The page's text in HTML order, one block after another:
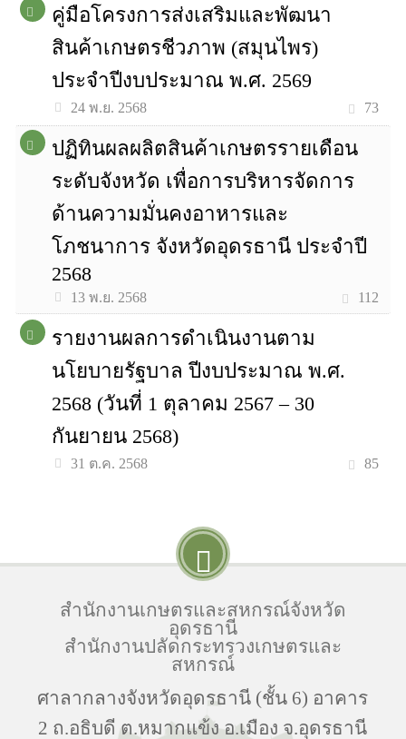
คู่มือโครงการส่งเสริมและพัฒนา
สินค้าเกษตรชีวภาพ (สมุนไพร)
ประจำปีงบประมาณ พ.ศ. 2569
24 พ.ย. 2568 73
ปฏิทินผลผลิตสินค้าเกษตรรายเดือน
ระดับจังหวัด เพื่อการบริหารจัดการ
ด้านความมั่นคงอาหารและ
โภชนาการ จังหวัดอุดรธานี ประจำปี
2568
13 พ.ย. 2568 112
รายงานผลการดำเนินงานตาม
นโยบายรัฐบาล ปีงบประมาณ พ.ศ.
2568 (วันที่ 1 ตุลาคม 2567 – 30
กันยายน 2568)
31 ต.ค. 2568 85
สำนักงานเกษตรและสหกรณ์จังหวัด
อุดรธานี
สำนักงานปลัดกระทรวงเกษตรและ
สหกรณ์
ศาลากลางจังหวัดอุดรธานี (ชั้น 6) อาคาร
2 ถ.อธิบดี ต.หมากแข้ง อ.เมือง จ.อุดรธานี